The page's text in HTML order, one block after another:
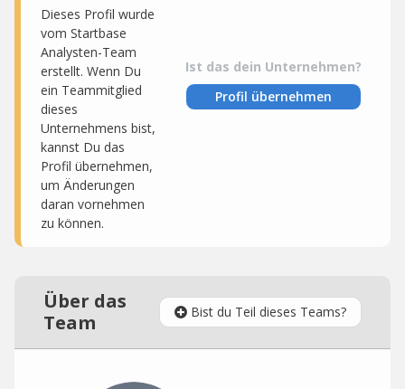
Dieses Profil wurde
vom Startbase
Analysten-Team
erstellt. Wenn Du
ein Teammitglied
dieses
Unternehmens bist,
kannst Du das
Profil übernehmen,
um Änderungen
daran vornehmen
zu können.
Ist das dein Unternehmen?
Profil übernehmen
Über das
Team
Bist du Teil dieses Teams?